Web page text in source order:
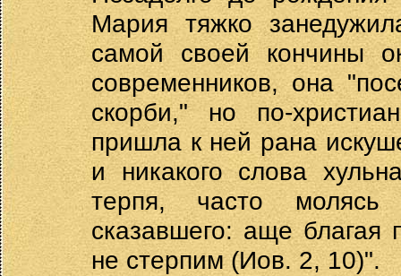
Мария тяжко
самой своей кончины
современников, она
скорби," но по-
пришла к ней рана
и никакого слова
терпя, часто
сказавшего: аще благая
не стерпим (Иов. 2, 10)".